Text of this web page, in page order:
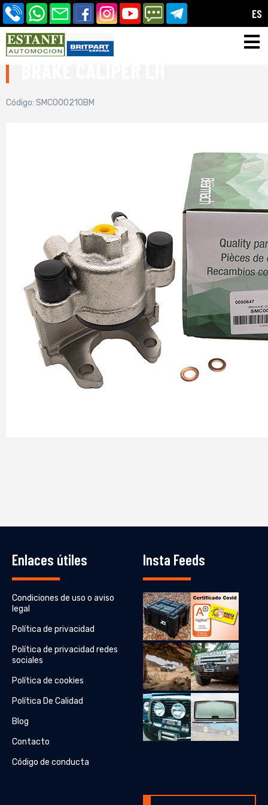
Volver
Código: SMC000210BM
Enlaces útiles
Condiciones de uso o aviso
legal
Política de privacidad
Política de privacidad redes
sociales
Política de cookies
Política De Calidad
Blog
Contacto
Código de conducta
Insta Feeds
ES